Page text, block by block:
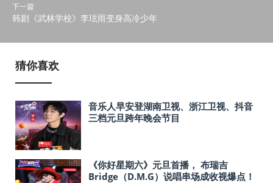
下一篇
韩剧《武林学校》李玹雨变身高冷少年
猜你喜欢
音乐人早安登湖南卫视、浙江卫视、抖音
三档元旦跨年晚会节目
《你好星期六》元旦首播， 布瑞吉
Bridge（D.M.G）说唱串场成收视爆点！